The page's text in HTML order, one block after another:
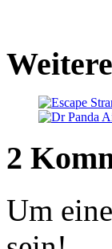
2
Um